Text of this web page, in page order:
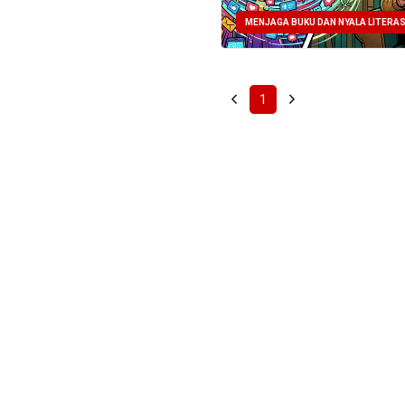
MENJAGA BUKU DAN NYALA
1